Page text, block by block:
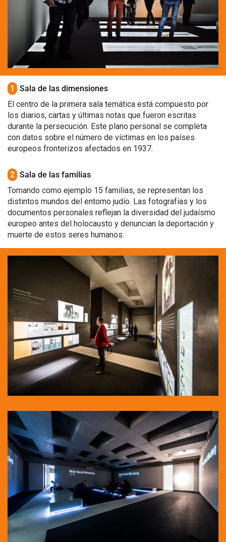
1
Sala de las dimensiones
El centro de la primera sala temática está compuesto por
los diarios, cartas y últimas notas que fueron escritas
durante la persecución. Este plano personal se completa
con datos sobre el número de víctimas en los países
europeos fronterizos afectados en 1937.
2 Sala de las familias
Tomando como ejemplo 15 familias, se representan los
distintos mundos del entorno judío. Las fotografías y los
documentos personales reflejan la diversidad del judaísmo
europeo antes del holocausto y denuncian la deportación y
muerte de estos seres humanos.